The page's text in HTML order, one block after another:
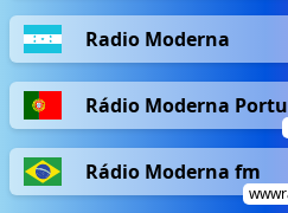
Radio Moderna
Rádio Moderna
Rádio Moderna fm